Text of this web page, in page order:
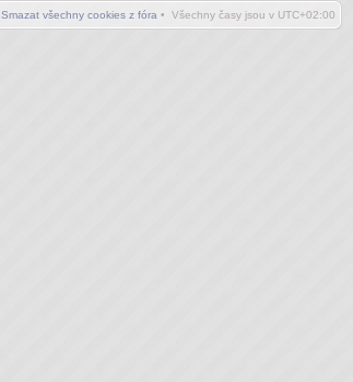
• Všechny časy jsou v UTC+02:00
Smazat všechny cookies z fóra